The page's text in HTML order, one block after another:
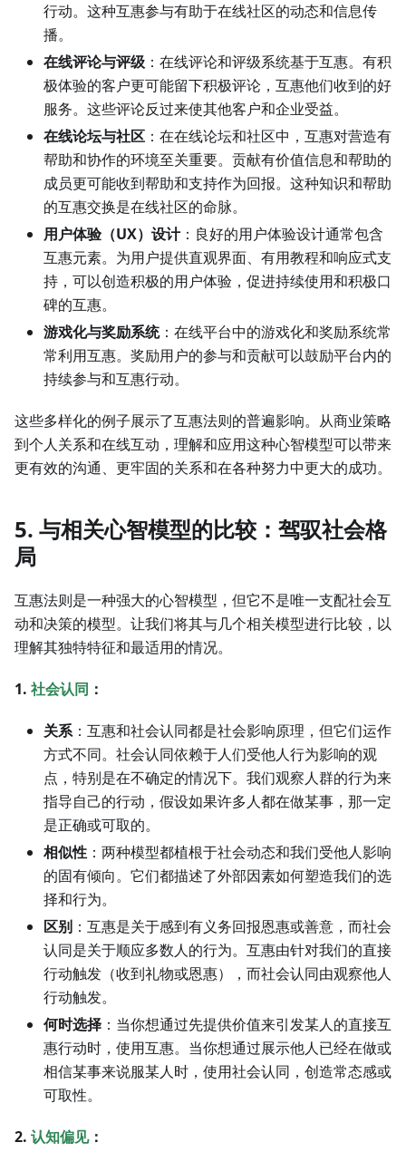
行动。这种互惠参与有助于在线社区的动态和信息传
播。
在线评论与评级 ：在线评论和评级系统基于互惠。有积
极体验的客户更可能留下积极评论，互惠他们收到的好
服务。这些评论反过来使其他客户和企业受益。
在线论坛与社区 ：在在线论坛和社区中，互惠对营造有
帮助和协作的环境至关重要。贡献有价值信息和帮助的
成员更可能收到帮助和支持作为回报。这种知识和帮助
的互惠交换是在线社区的命脉。
用户体验（UX）设计：良好的用户体验设计通常包含
互惠元素。为用户提供直观界面、有用教程和响应式支
持，可以创造积极的用户体验，促进持续使用和积极口
碑的互惠。
游戏化与奖励系统：在线平台中的游戏化和奖励系统常
常利用互惠。奖励用户的参与和贡献可以鼓励平台内的
持续参与和互惠行动。
这些多样化的例子展示了互惠法则的普遍影响。从商业策略
到个人关系和在线互动，理解和应用这种心智模型可以带来
更有效的沟通、更牢固的关系和在各种努力中更大的成功。
5. 与相关心智模型的比较：驾驭社会格
局
互惠法则是一种强大的心智模型，但它不是唯一支配社会互
动和决策的模型。让我们将其与几个相关模型进行比较，以
理解其独特特征和最适用的情况。
1. 社会认同 ：
关系：互惠和社会认同都是社会影响原理，但它们运作
方式不同。社会认同依赖于人们受他人行为影响的观
点，特别是在不确定的情况下。我们观察人群的行为来
指导自己的行动，假设如果许多人都在做某事，那一定
是正确或可取的。
相似性 ：两种模型都植根于社会动态和我们受他人影响
的固有倾向。它们都描述了外部因素如何塑造我们的选
择和行为。
区别 ：互惠是关于感到有义务回报恩惠或善意，而社会
认同是关于顺应多数人的行为。互惠由针对我们的直接
行动触发（收到礼物或恩惠），而社会认同由观察他人
行动触发。
何时选择 ：当你想通过先提供价值来引发某人的直接互
惠行动时，使用互惠。当你想通过展示他人已经在做或
相信某事来说服某人时，使用社会认同，创造常态感或
可取性。
2. 认知偏见：